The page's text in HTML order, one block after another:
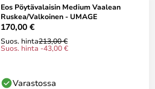
Eos Pöytävalaisin Medium Vaalean
Ruskea/Valkoinen - UMAGE
170,00 €
Suos. hinta213,00 €
Suos. hinta -43,00 €
Varastossa